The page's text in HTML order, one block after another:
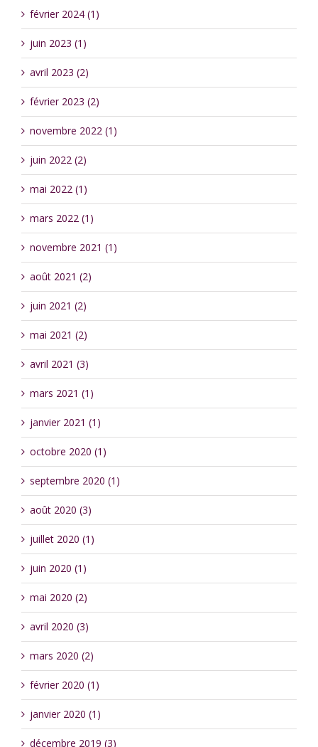
février 2024 (1)
juin 2023 (1)
avril 2023 (2)
février 2023 (2)
novembre 2022 (1)
juin 2022 (2)
mai 2022 (1)
mars 2022 (1)
novembre 2021 (1)
août 2021 (2)
juin 2021 (2)
mai 2021 (2)
avril 2021 (3)
mars 2021 (1)
janvier 2021 (1)
octobre 2020 (1)
septembre 2020 (1)
août 2020 (3)
juillet 2020 (1)
juin 2020 (1)
mai 2020 (2)
avril 2020 (3)
mars 2020 (2)
février 2020 (1)
janvier 2020 (1)
décembre 2019 (3)